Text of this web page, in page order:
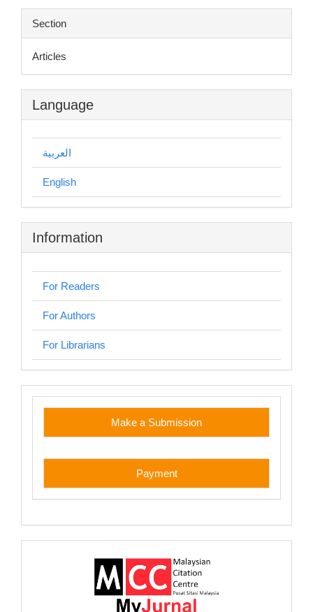
Section
Articles
Language
العربية
English
Information
For Readers
For Authors
For Librarians
custom
Make a Submission
Payment